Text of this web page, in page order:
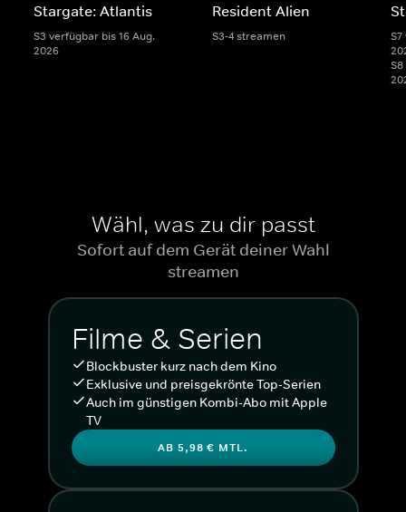
Stargate: Atlantis
S3 verfügbar bis 16 Aug.
2026
Resident Alien
S3-4 streamen
Wähl, was zu dir passt
Sofort auf dem Gerät deiner Wahl
streamen
Filme & Serien
Blockbuster kurz nach dem Kino
Exklusive und preisgekrönte Top-Serien
Auch im günstigen Kombi-Abo mit Apple
TV
AB 5,98 € MTL.